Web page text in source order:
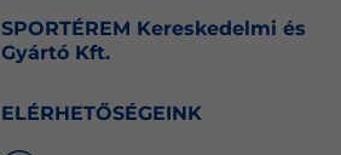
SPORTÉREM Kereskedelmi és
Gyártó Kft.
ELÉRHETŐSÉGEINK